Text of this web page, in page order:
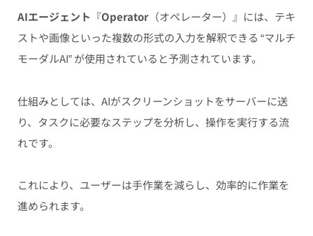
AIエージェント 『Operator（オペレーター）』には、テキ
ストや画像といった複数の形式の入力を解釈できる “マルチ
モーダルAI” が使用されていると予測されています。
仕組みとしては、AIがスクリーンショットをサーバーに送
り、タスクに必要なステップを分析し、操作を実行する流
れです。
これにより、ユーザーは手作業を減らし、効率的に作業を
進められます。